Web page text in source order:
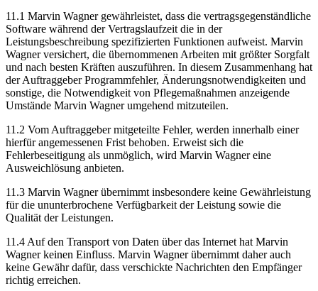
11.1 Marvin Wagner gewährleistet, dass die vertragsgegenständliche
Software während der Vertragslaufzeit die in der
Leistungsbeschreibung spezifizierten Funktionen aufweist. Marvin
Wagner versichert, die übernommenen Arbeiten mit größter Sorgfalt
und nach besten Kräften auszuführen. In diesem Zusammenhang hat
der Auftraggeber Programmfehler, Änderungsnotwendigkeiten und
sonstige, die Notwendigkeit von Pflegemaßnahmen anzeigende
Umstände Marvin Wagner umgehend mitzuteilen.
11.2 Vom Auftraggeber mitgeteilte Fehler, werden innerhalb einer
hierfür angemessenen Frist behoben. Erweist sich die
Fehlerbeseitigung als unmöglich, wird Marvin Wagner eine
Ausweichlösung anbieten.
11.3 Marvin Wagner übernimmt insbesondere keine Gewährleistung
für die ununterbrochene Verfügbarkeit der Leistung sowie die
Qualität der Leistungen.
11.4 Auf den Transport von Daten über das Internet hat Marvin
Wagner keinen Einfluss. Marvin Wagner übernimmt daher auch
keine Gewähr dafür, dass verschickte Nachrichten den Empfänger
richtig erreichen.